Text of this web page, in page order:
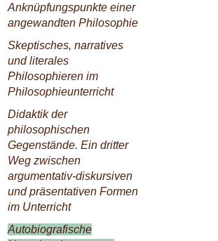
Anknüpfungspunkte einer
angewandten Philosophie
Skeptisches, narratives
und literales
Philosophieren im
Philosophieunterricht
Didaktik der
philosophischen
Gegenstände. Ein dritter
Weg zwischen
argumentativ-diskursiven
und präsentativen Formen
im Unterricht
Autobiografische